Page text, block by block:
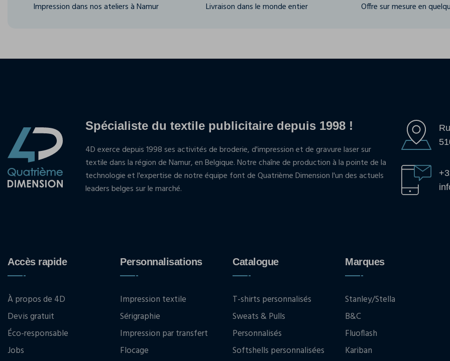
Impression dans nos ateliers à Namur Livraison dans le monde entier Offre sur mesure en
Spécialiste du textile publicitaire depuis 1998 !
4D exerce depuis 1998 ses activités de broderie, d'impression et de gravure laser sur
textile dans la région de Namur, en Belgique. Notre chaîne de production à la pointe de la
technologie et l'expertise de notre équipe font de Quatrième Dimension l'un des actuels
leaders belges sur le marché.
Accès rapide
À propos de 4D
Devis gratuit
Éco-responsable
Jobs
Personnalisations
Impression textile
Sérigraphie
Impression par transfert
Flocage
Catalogue
T-shirts personnalisés
Sweats & Pulls
Personnalisés
Softshells personnalisées
Marques
Stanley/Stella
B&C
Fluoflash
Kariban